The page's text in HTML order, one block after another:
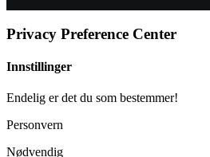
Privacy Preference Center
Innstillinger
Endelig er det du som bestemmer!
Personvern
Nødvendig